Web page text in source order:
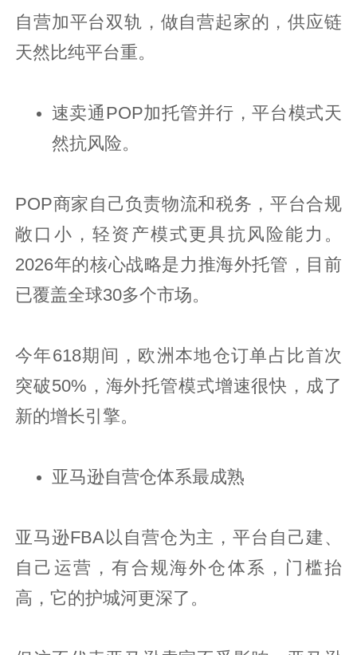
自营加平台双轨，做自营起家的，供应链
天然比纯平台重。
速卖通POP加托管并行，平台模式天
然抗风险。
POP商家自己负责物流和税务，平台合规
敞口小，轻资产模式更具抗风险能力。
2026年的核心战略是力推海外托管，目前
已覆盖全球30多个市场。
今年618期间，欧洲本地仓订单占比首次
突破50%，海外托管模式增速很快，成了
新的增长引擎。
亚马逊自营仓体系最成熟
亚马逊FBA以自营仓为主，平台自己建、
自己运营，有合规海外仓体系，门槛抬
高，它的护城河更深了。